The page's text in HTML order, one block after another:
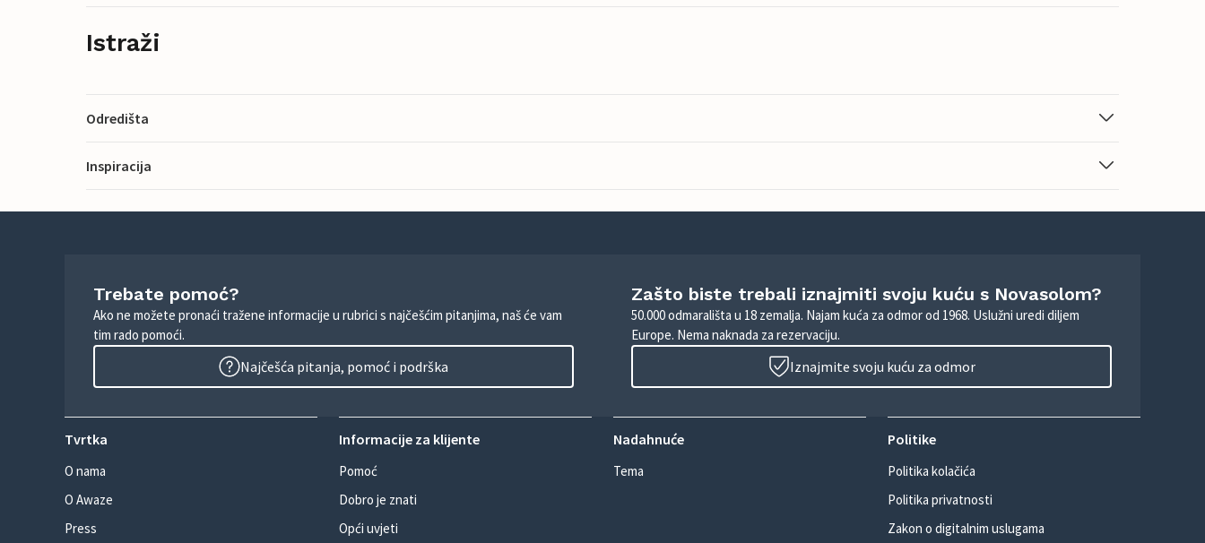
Istraži
Odredišta
Inspiracija
Trebate pomoć?
Ako ne možete pronaći tražene informacije u rubrici s najčešćim pitanjima, naš će vam
tim rado pomoći.
Najčešća pitanja, pomoć i podrška
Zašto biste trebali iznajmiti svoju kuću s Novasolom?
50.000 odmarališta u 18 zemalja. Najam kuća za odmor od 1968. Uslužni uredi diljem
Europe. Nema naknada za rezervaciju.
Iznajmite svoju kuću za odmor
Tvrtka
O nama
O Awaze
Press
Informacije za klijente
Pomoć
Dobro je znati
Opći uvjeti
Nadahnuće
Tema
Politike
Politika kolačića
Politika privatnosti
Zakon o digitalnim uslugama